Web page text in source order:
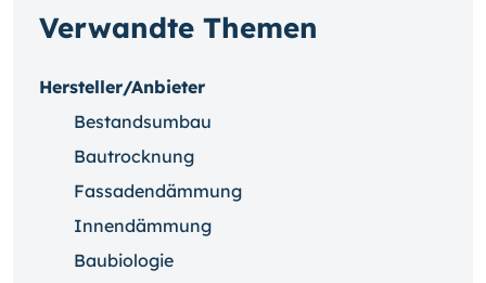
Verwandte Themen
Hersteller/Anbieter
Bestandsumbau
Bautrocknung
Fassadendämmung
Innendämmung
Baubiologie